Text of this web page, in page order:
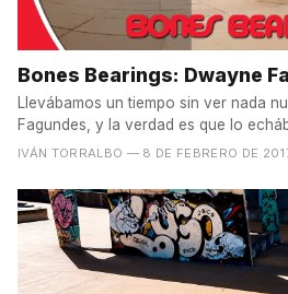
Bones Bearings: Dwayne
Llevábamos un tiempo sin ver nada
Fagundes, y la verdad es que lo
Bones...
IVÁN TORRALBO — 8 DE FEBRERO DE